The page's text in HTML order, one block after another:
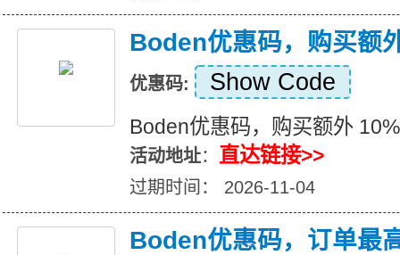
Boden优惠码，购买额
优惠码: Show Code
Boden优惠码，购买额外
活动地址： 直达链接>>
过期时间： 2026-11-04
Boden优惠码，订单最